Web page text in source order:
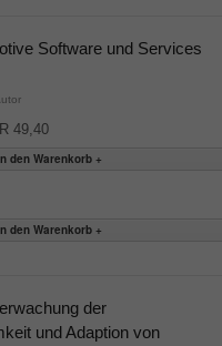
Software und Services
49,40
der
und Adaption von